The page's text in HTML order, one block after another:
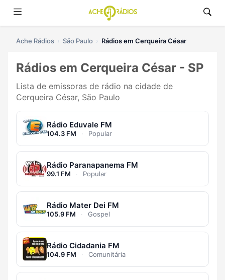
Ache Rádios São Paulo Rádios em Cerqueira César
Rádios em Cerqueira César - SP
Lista de emissoras de rádio na cidade de
Cerqueira César, São Paulo
Rádio Eduvale FM
104.3 FM · Popular
Rádio Paranapanema FM
99.1 FM · Popular
Rádio Mater Dei FM
105.9 FM · Gospel
Rádio Cidadania FM
104.9 FM · Comunitária